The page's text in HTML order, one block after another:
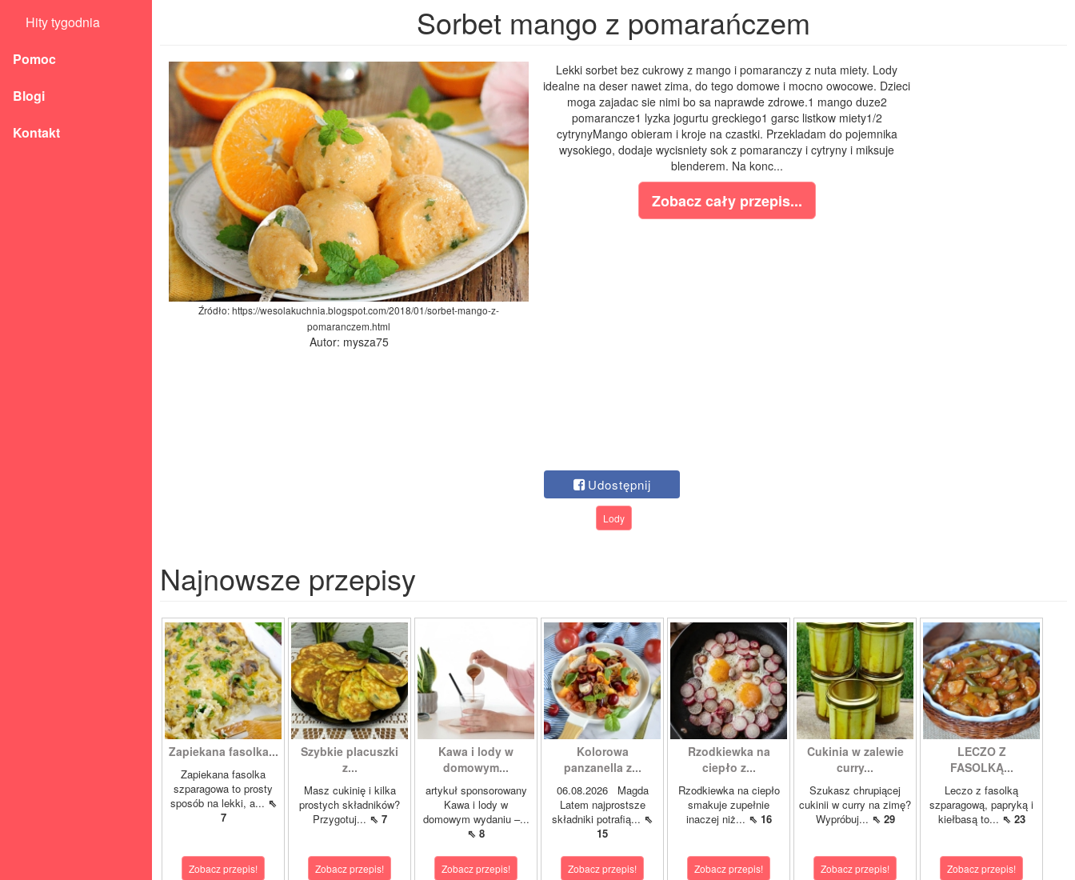
Hity tygodnia
Pomoc
Blogi
Kontakt
Sorbet mango z pomarańczem
Źródło: https://wesolakuchnia.blogspot.com/2018/01/sorbet-mango-z-
pomaranczem.html
Autor: mysza75
Lekki sorbet bez cukrowy z mango i pomaranczy z nuta miety. Lody
idealne na deser nawet zima, do tego domowe i mocno owocowe. Dzieci
moga zajadac sie nimi bo sa naprawde zdrowe.1 mango duze2
pomarancze1 lyzka jogurtu greckiego1 garsc listkow miety1/2
cytrynyMango obieram i kroje na czastki. Przekladam do pojemnika
wysokiego, dodaje wycisniety sok z pomaranczy i cytryny i miksuje
blenderem. Na konc...
Zobacz cały przepis...
Udostępnij
Lody
Najnowsze przepisy
Zapiekana fasolka...
Zapiekana fasolka
szparagowa to prosty
sposób na lekki, a... ⇖
7
Zobacz przepis!
Szybkie placuszki
z...
Masz cukinię i kilka
prostych składników?
Przygotuj... ⇖ 7
Zobacz przepis!
Kawa i lody w
domowym...
artykuł sponsorowany
Kawa i lody w
domowym wydaniu –...
⇖ 8
Zobacz przepis!
Kolorowa
panzanella z...
06.08.2026 Magda
Latem najprostsze
składniki potrafią... ⇖
15
Zobacz przepis!
Rzodkiewka na
ciepło z...
Rzodkiewka na ciepło
smakuje zupełnie
inaczej niż... ⇖ 16
Zobacz przepis!
Cukinia w zalewie
curry...
Szukasz chrupiącej
cukinii w curry na zimę?
Wypróbuj... ⇖ 29
Zobacz przepis!
LECZO Z
FASOLKĄ...
Leczo z fasolką
szparagową, papryką i
kiełbasą to... ⇖ 23
Zobacz przepis!